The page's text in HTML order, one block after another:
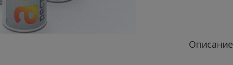
Описание